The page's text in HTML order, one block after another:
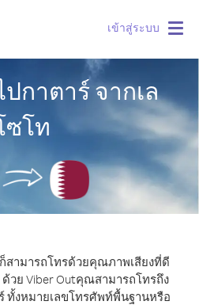
เข้าสู่ระบบ
กาตาร์ จากเล
ซโท
ามารถโทรด้วยคุณภาพเสียงที่ดี
วย Viber Outคุณสามารถโทรถึง
ทั้งหมายเลขโทรศัพท์พื้นฐานหรือ